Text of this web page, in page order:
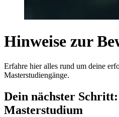
Hinweise zur
Erfahre hier alles rund um deine
Masterstudiengänge.
Dein nächster Schritt:
Masterstudium